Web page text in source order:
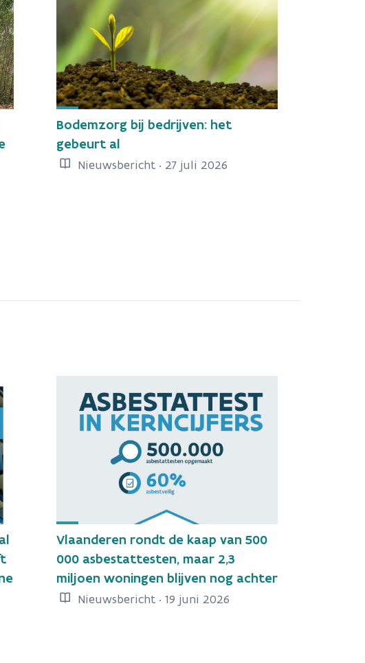
Bodemzorg bij bedrijven: het
gebeurt al
Nieuwsbericht · 27 juli 2026
Vlaanderen rondt de kaap van 500
000 asbestattesten, maar 2,3
miljoen woningen blijven nog achter
Nieuwsbericht · 19 juni 2026